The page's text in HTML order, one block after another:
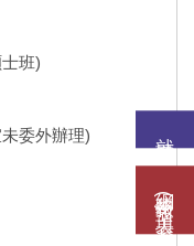
網路報名(填表)系統
班)
委外辦理)